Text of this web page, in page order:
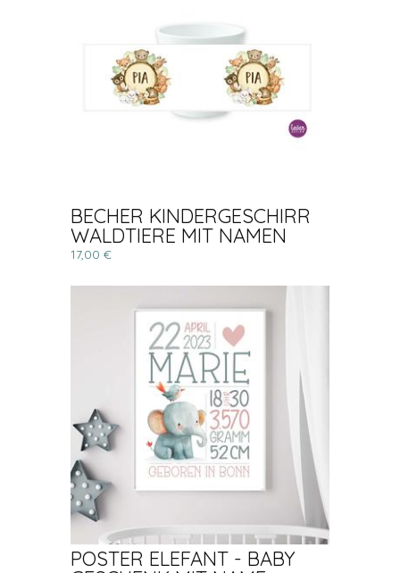
BECHER KINDERGESCHIRR
WALDTIERE MIT NAMEN
17,00 €
POSTER ELEFANT - BABY